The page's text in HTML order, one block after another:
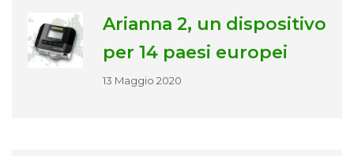
Arianna 2, un dispositivo
per 14 paesi europei
13 Maggio 2020